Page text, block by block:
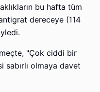
bu hafta tüm
dereceye (114
"Çok ciddi bir
sabırlı olmaya davet